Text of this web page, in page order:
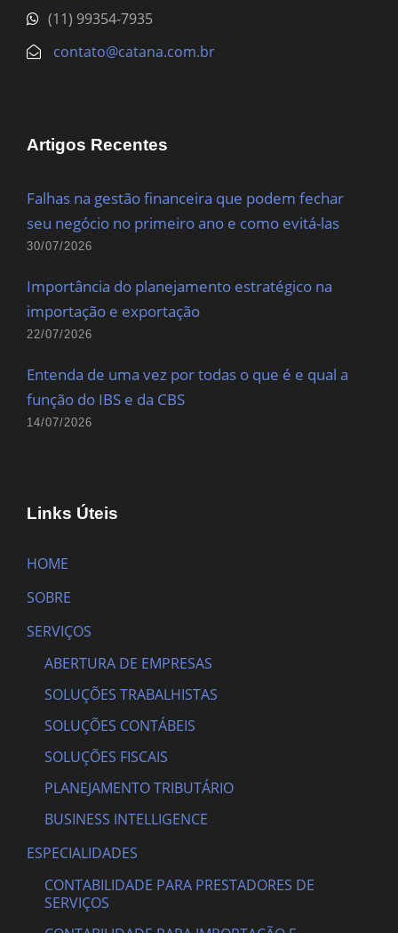
(11) 99354-7935
contato@catana.com.br
Artigos Recentes
Falhas na gestão financeira que podem fechar
seu negócio no primeiro ano e como evitá-las
30/07/2026
Importância do planejamento estratégico na
importação e exportação
22/07/2026
Entenda de uma vez por todas o que é e qual a
função do IBS e da CBS
14/07/2026
Links Úteis
HOME
SOBRE
SERVIÇOS
ABERTURA DE EMPRESAS
SOLUÇÕES TRABALHISTAS
SOLUÇÕES CONTÁBEIS
SOLUÇÕES FISCAIS
PLANEJAMENTO TRIBUTÁRIO
BUSINESS INTELLIGENCE
ESPECIALIDADES
CONTABILIDADE PARA PRESTADORES DE
SERVIÇOS